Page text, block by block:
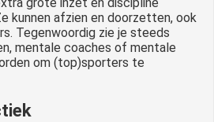
kunnen afzien en doorzetten, ook
Tegenwoordig zie je steeds
mentale coaches of mentale
om (top)sporters te